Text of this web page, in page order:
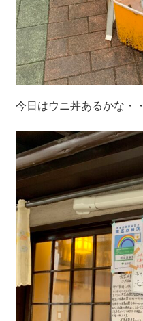
今日はウニ丼あるかな・・